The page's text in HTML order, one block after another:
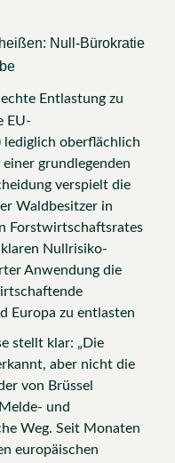
Null-Bürokratie
Entlastung zu
EU-
lediglich oberflächlich
grundlegenden
verspielt die
Waldbesitzer in
Forstwirtschaftsrates
Nullrisiko-
Anwendung die
Europa zu entlasten
stellt klar: „Die
aber nicht die
von Brüssel
und
Weg. Seit Monaten
europäischen